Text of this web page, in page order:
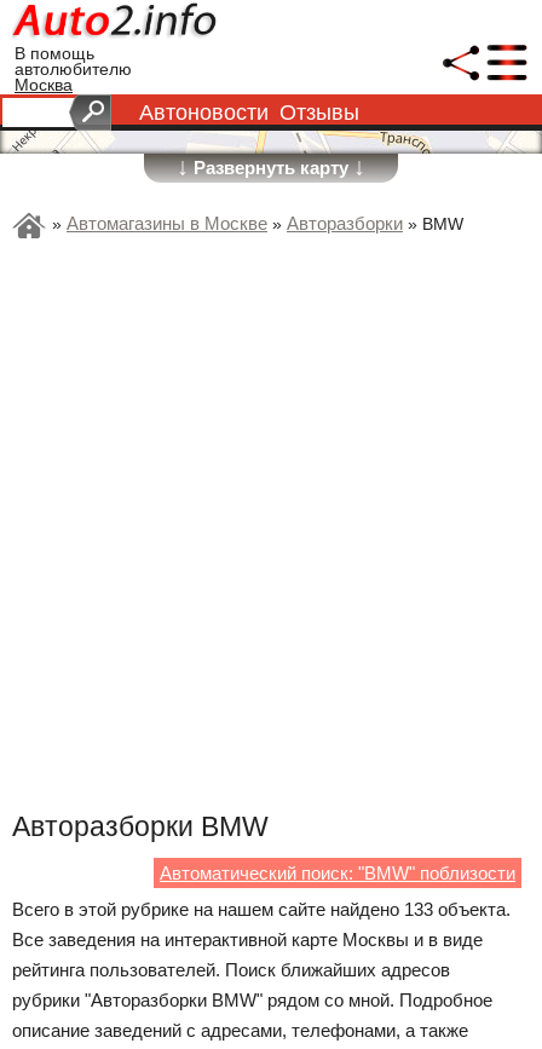
В помощь
автолюбителю
Москва
Автоновости Отзывы
↓Развернуть карту↓
» Автомагазины в Москве » Авторазборки » BMW
Авторазборки BMW
Автоматический поиск: "BMW" поблизости
Всего в этой рубрике на нашем сайте найдено 133 объекта.
Все заведения на интерактивной карте Москвы и в виде
рейтинга пользователей. Поиск ближайших адресов
рубрики "Авторазборки BMW" рядом со мной. Подробное
описание заведений с адресами, телефонами, а также